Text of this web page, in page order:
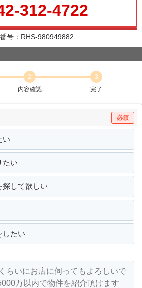
312-4722
号：RHS-980949882
2
内容確認
3
完了
必須
い
たい
探して欲しい
したい